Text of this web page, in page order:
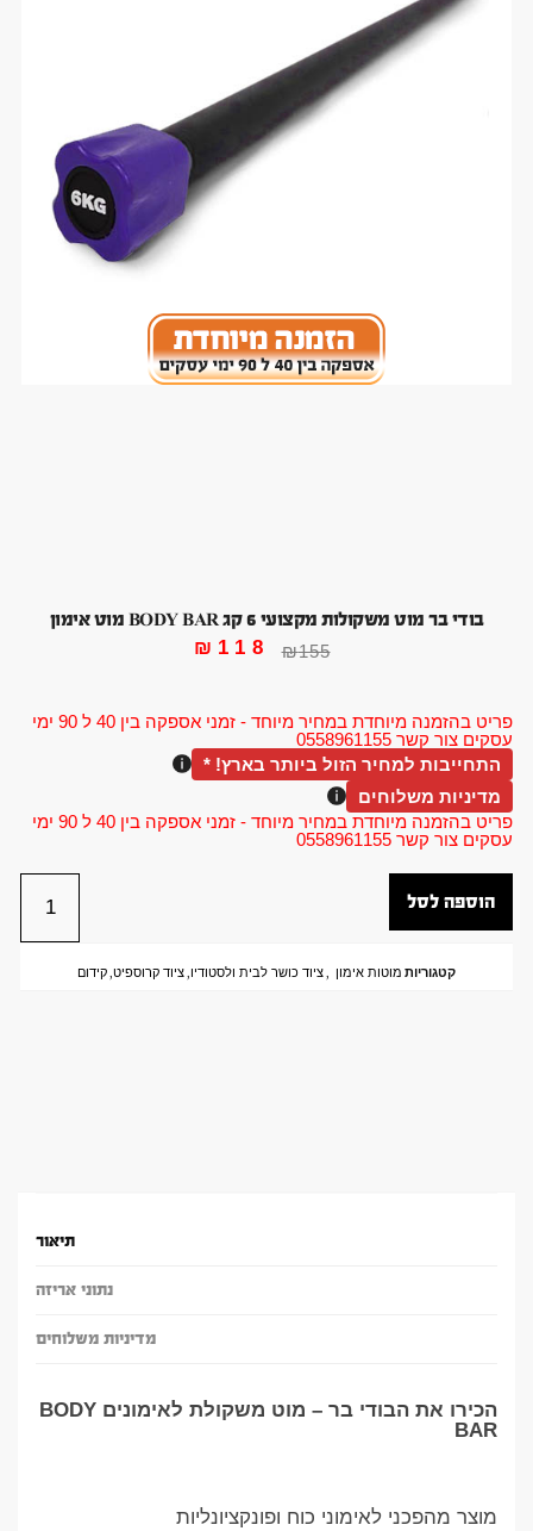
פריט בהזמנה מיוחדת במחיר מיוחד - זמני אספקה בין 40 ל 90 ימי
עסקים צור קשר 0558961155
בודי בר מוט משקולות מקצועי 6 קג BODY BAR מוט אימון
₪155
₪ 118
התחייבות למחיר הזול ביותר בארץ! *
מדיניות משלוחים
פריט בהזמנה מיוחדת במחיר מיוחד - זמני אספקה בין 40 ל 90 ימי
עסקים צור קשר 0558961155
הוספה לסל
קטגוריות מוטות אימון ,ציוד כושר לבית ולסטודיו,ציוד קרוספיט,קידום
תיאור
נתוני אריזה
מדיניות משלוחים
הכירו את הבודי בר – מוט משקולת לאימונים BODY
BAR
מוצר מהפכני לאימוני כוח ופונקציונליות